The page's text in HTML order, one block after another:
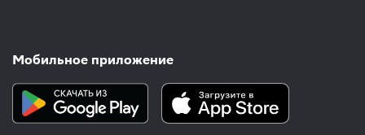
Мобильное приложение